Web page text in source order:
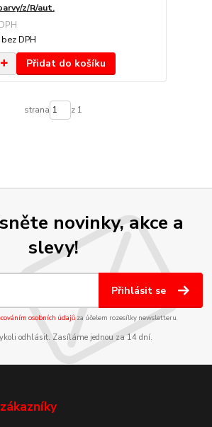
z/R/aut.
bez DPH
Přidat do košíku
strana z 1
novinky, akce a
slevy!
Přihlásit se
osobních údajůza účelem rozesílky newsletteru.
odhlásit. Zasíláme jednou za 14 dní.